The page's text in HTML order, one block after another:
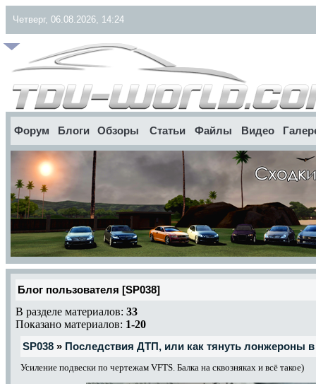
Четверг, 06.08.2026, 14:24
Форум Блоги Обзоры Статьи Файлы Видео
Блог пользователя [SP038]
В разделе материалов: 33
Показано материалов: 1-20
SP038 » Последствия ДТП, или как тянуть лонжероны в
Усиление подвески по чертежам VFTS. Балка на сквозняках и всё такое)